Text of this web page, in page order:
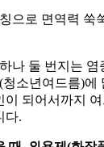
으로 면역력 쑥
나 둘 번지는 염
소년여드름)에
이 되어서까지
다.